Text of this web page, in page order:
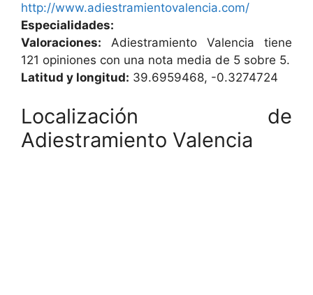
http://www.adiestramientovalencia.com/
Especialidades:
Valoraciones: Adiestramiento Valencia tiene
121 opiniones con una nota media de 5 sobre 5.
Latitud y longitud: 39.6959468, -0.3274724
Localización de
Adiestramiento Valencia